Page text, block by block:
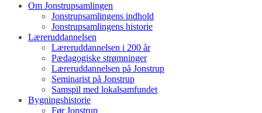
Om Jonstrupsamlingen
Jonstrupsamlingens indhold
Jonstrupsamlingens historie
Læreruddannelsen
Læreruddannelsen i 200 år
Pædagogiske strømninger
Læreruddannelsen på Jonstrup
Seminarist på Jonstrup
Samspil med lokalsamfundet
Bygningshistorie
Før Jonstrup